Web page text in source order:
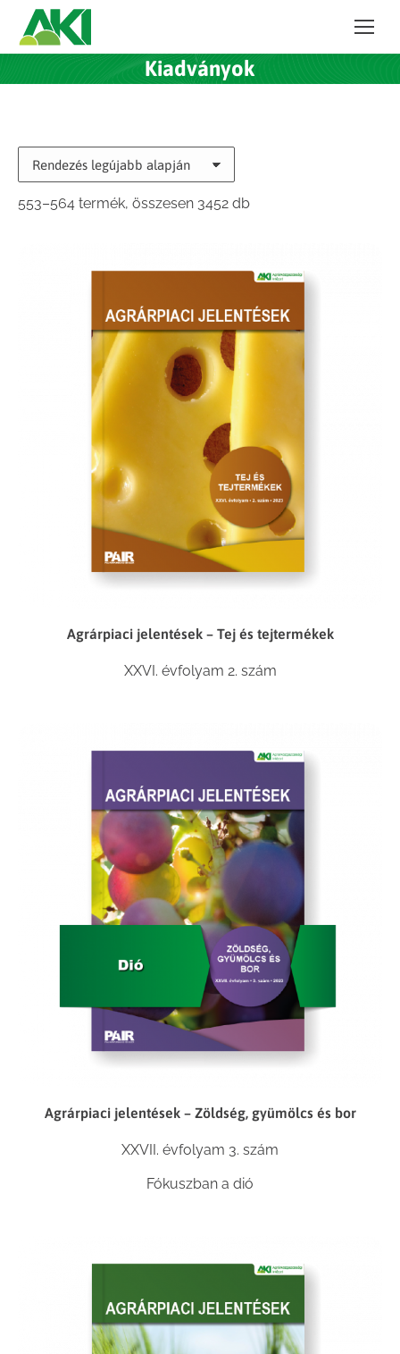
Kiadványok
553–564 termék, összesen 3452 dbSorted
Agrárpiaci jelentések – Tej és tejtermékek
XXVI. évfolyam 2. szám
Agrárpiaci jelentések – Zöldség, gyümölcs és bor
XXVII. évfolyam 3. szám
Fókuszban a dió